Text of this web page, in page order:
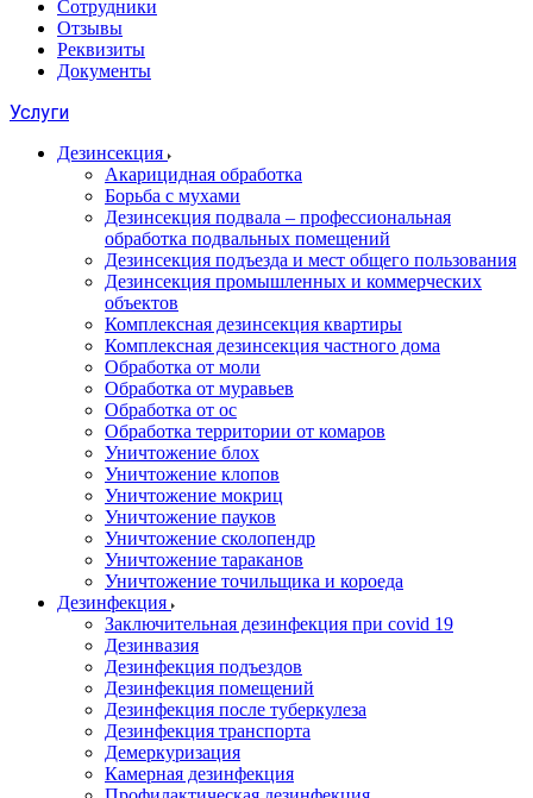
Сотрудники
Отзывы
Реквизиты
Документы
Услуги
Дезинсекция
Акарицидная обработка
Борьба с мухами
Дезинсекция подвала – профессиональная
обработка подвальных помещений
Дезинсекция подъезда и мест общего пользования
Дезинсекция промышленных и коммерческих
объектов
Комплексная дезинсекция квартиры
Комплексная дезинсекция частного дома
Обработка от моли
Обработка от муравьев
Обработка от ос
Обработка территории от комаров
Уничтожение блох
Уничтожение клопов
Уничтожение мокриц
Уничтожение пауков
Уничтожение сколопендр
Уничтожение тараканов
Уничтожение точильщика и короеда
Дезинфекция
Заключительная дезинфекция при covid 19
Дезинвазия
Дезинфекция подъездов
Дезинфекция помещений
Дезинфекция после туберкулеза
Дезинфекция транспорта
Демеркуризация
Камерная дезинфекция